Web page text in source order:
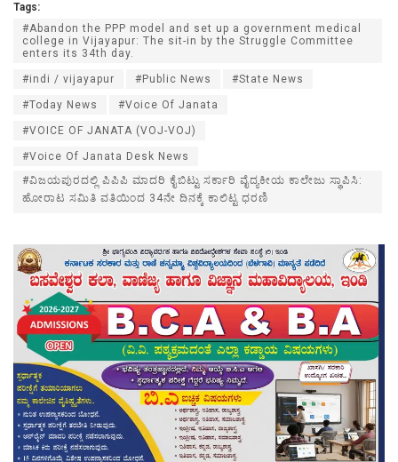
Tags:
#Abandon the PPP model and set up a government medical
college in Vijayapur: The sit-in by the Struggle Committee
enters its 34th day.
#indi / vijayapur #Public News #State News
#Today News #Voice Of Janata
#VOICE OF JANATA (VOJ-VOJ)
#Voice Of Janata Desk News
#ವಿಜಯಪುರದಲ್ಲಿ ಪಿಪಿಪಿ ಮಾದರಿ ಕೈಬಿಟ್ಟು ಸರ್ಕಾರಿ ವೈದ್ಯಕೀಯ ಕಾಲೇಜು ಸ್ಥಾಪಿಸಿ:
ಹೋರಾಟ ಸಮಿತಿ ವತಿಯಿಂದ 34ನೇ ದಿನಕ್ಕೆ ಕಾಲಿಟ್ಟ ಧರಣಿ